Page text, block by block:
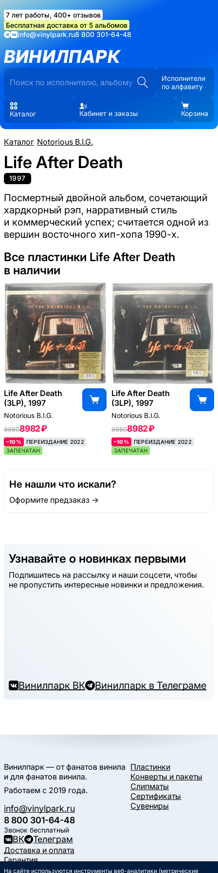
7 лет работы, 400+ отзывов
Бесплатная доставка от 5 альбомов
info@vinylpark.ru8 800 301-64-48
ВИНИЛПАРК
Исполнители
по алфавиту
Каталог Кабинет и заказы Корзина
Каталог/Notorious B.I.G.
Life After Death
1997
Посмертный двойной альбом, сочетающий
хардкорный рэп, нарративный стиль
и коммерческий успех; считается одной из
вершин восточного хип-хопа 1990-х.
Все пластинки Life After Death
в наличии
Life After Death
(3LP), 1997
Notorious B.I.G.
99808982 ₽
–10%
ПЕРЕИЗДАНИЕ 2022
ЗАПЕЧАТАН
Life After Death
(3LP), 1997
Notorious B.I.G.
99808982 ₽
–10%
ПЕРЕИЗДАНИЕ 2022
ЗАПЕЧАТАН
Не нашли что искали?
Оформите предзаказ →
Узнавайте о новинках первыми
Подпишитесь на рассылку и наши соцсети, чтобы
не пропустить интересные новинки и предложения.
Винилпарк ВК Винилпарк в Телеграме
Винилпарк — от фанатов винила
и для фанатов винила.
Работаем с 2019 года.
info@vinylpark.ru
8 800 301-64-48
Звонок бесплатный
ВК Телеграм
Пластинки
Конверты и пакеты
Слипматы
Сертификаты
Сувениры
Доставка и оплата
Гарантия
Контакты
На сайте используются инструменты веб-аналитики (метрические